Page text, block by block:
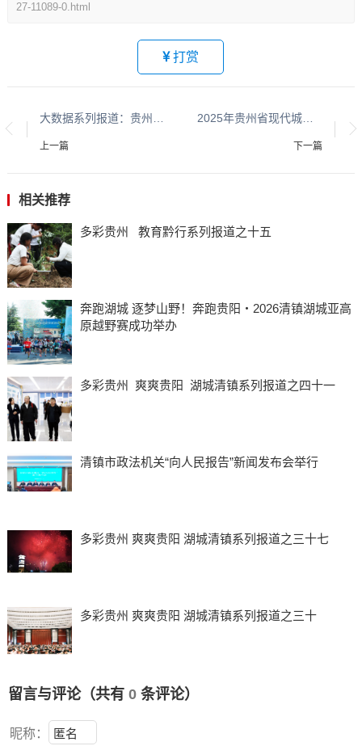
27-11089-0.html
打赏
上一篇
2025年贵州省现代城乡经济发展研究院年会在贵阳隆重召开
下一篇
相关推荐
多彩贵州 教育黔行系列报道之十五
奔跑湖城 逐梦山野！奔跑贵阳・2026清镇湖城亚高
原越野赛成功举办
多彩贵州 爽爽贵阳 湖城清镇系列报道之四十一
清镇市政法机关“向人民报告”新闻发布会举行
多彩贵州 爽爽贵阳 湖城清镇系列报道之三十七
多彩贵州 爽爽贵阳 湖城清镇系列报道之三十
留言与评论（共有 0条评论）
昵称：